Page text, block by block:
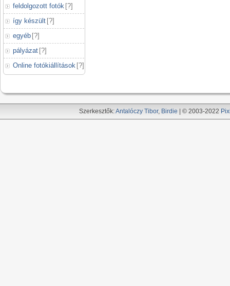
feldolgozott fotók [?]
így készült [?]
egyéb [?]
pályázat [?]
Online fotókiállítások [?]
Szerkesztők:Antalóczy Tibor, Birdie | © 2003-2022